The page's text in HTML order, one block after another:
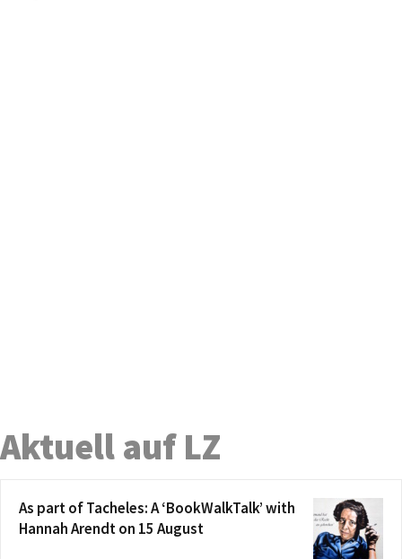
Aktuell auf LZ
As part of Tacheles: A ‘BookWalkTalk’ with
Hannah Arendt on 15 August